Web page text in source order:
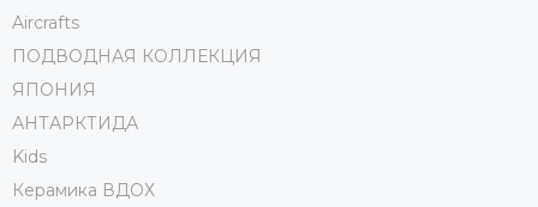
Aircrafts
ПОДВОДНАЯ КОЛЛЕКЦИЯ
ЯПОНИЯ
АНТАРКТИДА
Kids
Керамика ВДОХ